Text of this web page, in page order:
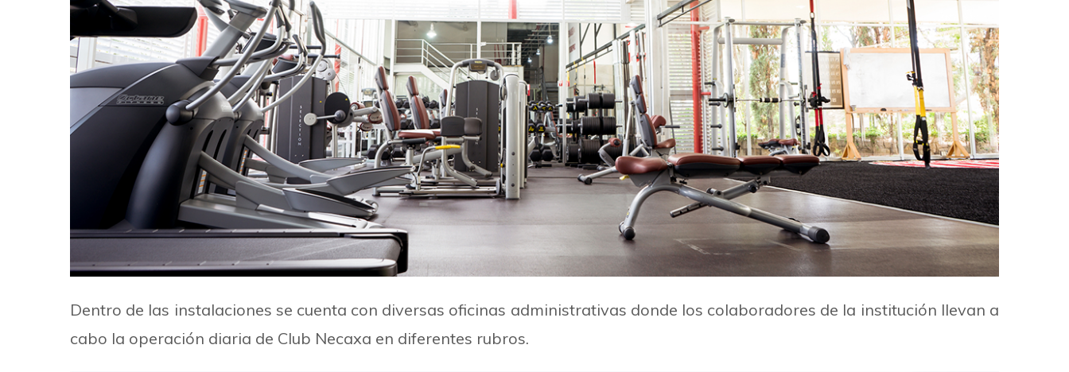
Dentro de las instalaciones se cuenta con diversas oficinas administrativas donde los colaboradores de la institución llevan a
cabo la operación diaria de Club Necaxa en diferentes rubros.